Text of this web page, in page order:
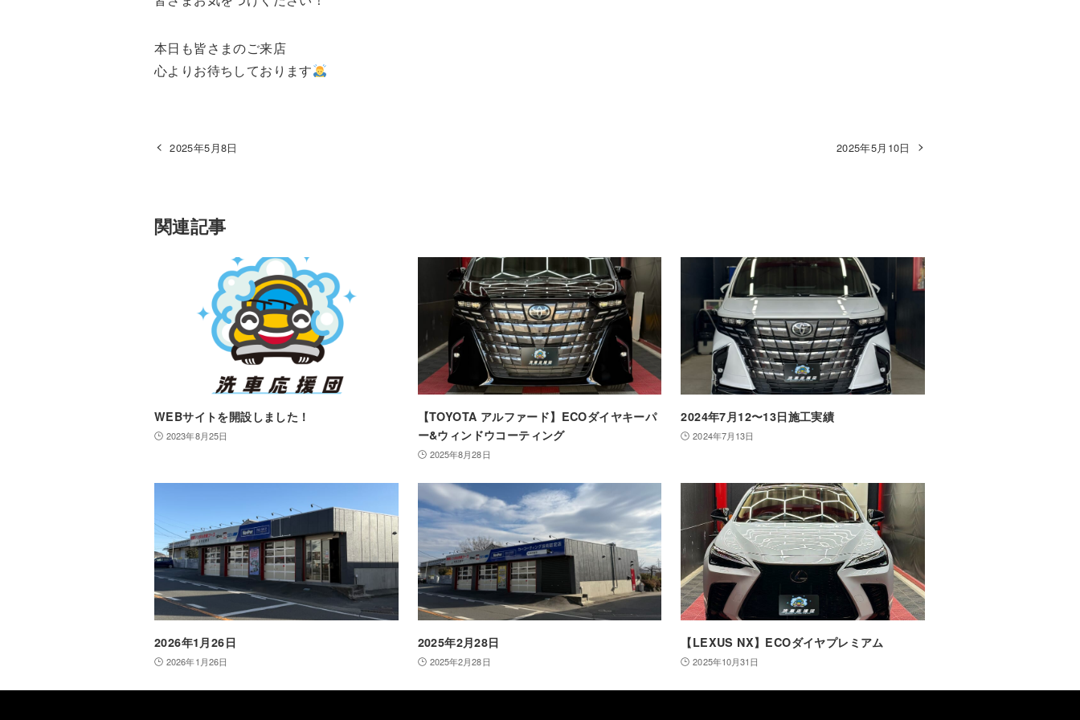
本日も皆さまのご来店
心よりお待ちしております
2025年5月8日 2025年5月10日
関連記事
WEBサイトを開設しました！
2023年8月25日
【TOYOTA アルファード】ECOダイヤキーパ
ー&ウィンドウコーティング
2025年8月28日
2024年7月12〜13日施工実績
2024年7月13日
2026年1月26日
2026年1月26日
2025年2月28日
2025年2月28日
【LEXUS NX】ECOダイヤプレミアム
2025年10月31日